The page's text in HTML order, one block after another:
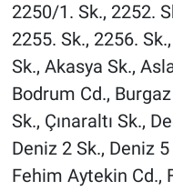
2250/1. Sk., 2252.
2255. Sk., 2256.
Sk., Akasya Sk.,
Bodrum Cd.,
Sk., Çınaraltı Sk.,
Deniz 2 Sk., Deniz
Fehim Aytekin Cd.,